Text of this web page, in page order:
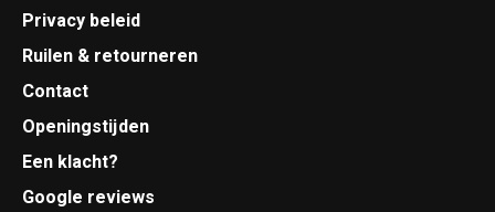
Privacy beleid
Ruilen & retourneren
Contact
Openingstijden
Een klacht?
Google reviews